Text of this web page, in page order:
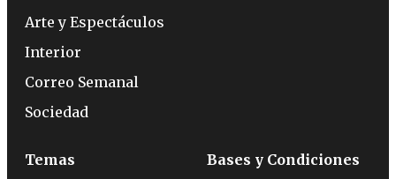
Arte y Espectáculos
Interior
Correo Semanal
Sociedad
Temas
Bases y Condiciones